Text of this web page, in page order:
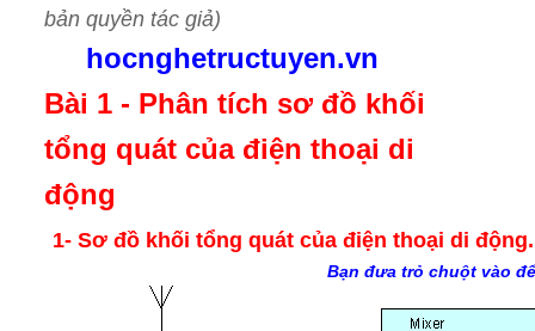
bản quyền tác giả)
hocnghetructuyen.vn
Bài 1 - Phân tích sơ đồ khối
tổng quát của điện thoại di
động
1- Sơ đồ khối tổng quát của điện thoại di động.
Bạn đưa trỏ chuột vào